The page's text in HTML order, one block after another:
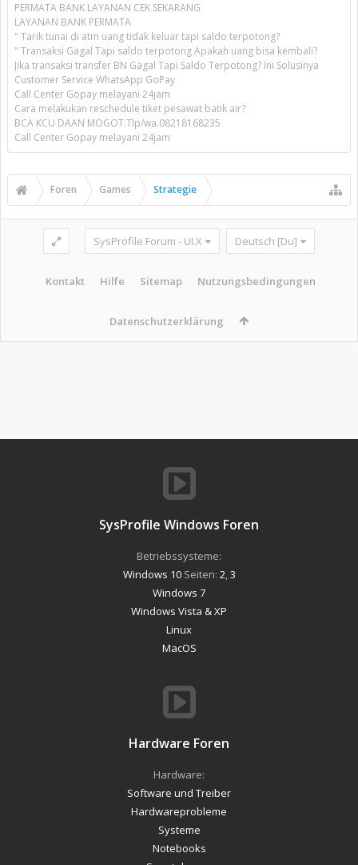
PERMATA BANK LAYANAN CEK SEKARANG
LAYANAN BANK PERMATA
" Tarik tunai di atm uang tidak keluar tapi saldo terpotong?
" Transaksi Gagal Tapi saldo terpotong Apakah uang bisa kembali?
Jika transaksi transfer BN Gagal Tapi Saldo Terpotong? Ini Solusinya
Customer Service WhatsApp GoPay
Call Center Gopay melayani 24jam
Cara melakukan reschedule tiket pesawat batik air?
BCA KCU DAAN MOGOT.Tlp/wa.08218168235
Call Center Gopay melayani 24jam
Foren Games Strategie
SysProfile Forum - UI.X Deutsch [Du]
Kontakt Hilfe Sitemap Nutzungsbedingungen
Datenschutzerklärung
SysProfile Windows Foren
Betriebssysteme:
Windows 10Seiten: 2,3
Windows 7
Windows Vista & XP
Linux
MacOS
Hardware Foren
Hardware:
Software und Treiber
Hardwareprobleme
Systeme
Notebooks